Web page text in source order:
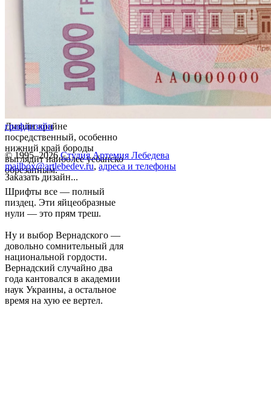
Дизайн крайне
посредственный, особенно
нижний край бороды
выглядит наиболее уебанско
обрезанным.
Шрифты все — полный
пиздец. Эти яйцеобразные
нули — это прям треш.
Ну и выбор Вернадского —
довольно сомнительный для
национальной гордости.
Вернадский случайно два
года кантовался в академии
наук Украины, а остальное
время на хую ее вертел.
графдизайн
© 1995–2026 Студия Артемия Лебедева
mailbox@artlebedev.ru, адреса и телефоны
Заказать дизайн...